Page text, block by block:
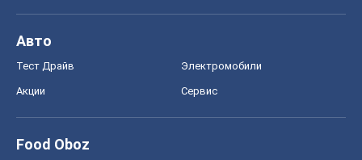
Авто
Тест Драйв Электромобили
Акции Сервис
Food Oboz